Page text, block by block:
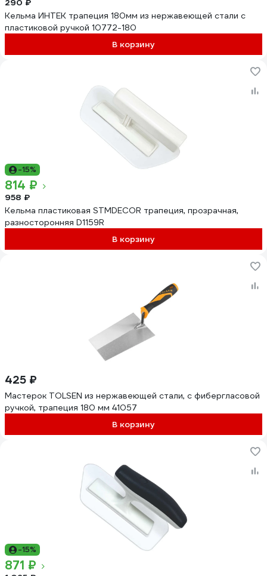
290 ₽
Кельма ИНТЕК трапеция 180мм из нержавеющей стали с
пластиковой ручкой 10772-180
В корзину
-15%
814 ₽
958 ₽
Кельма пластиковая STMDECOR трапеция, прозрачная,
разносторонняя D1159R
В корзину
425 ₽
Мастерок TOLSEN из нержавеющей стали, с фибергласовой
ручкой, трапеция 180 мм 41057
В корзину
-15%
871 ₽